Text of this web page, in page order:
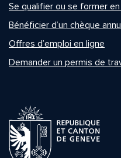
Se qualifier ou se former
Bénéficier d’un chèque
Offres d’emploi en ligne
Demander un permis de